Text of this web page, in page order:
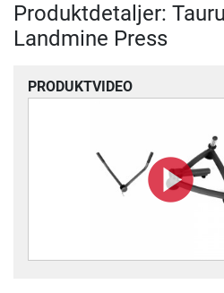
Produktdetaljer:
Landmine Press
PRODUKTVIDEO